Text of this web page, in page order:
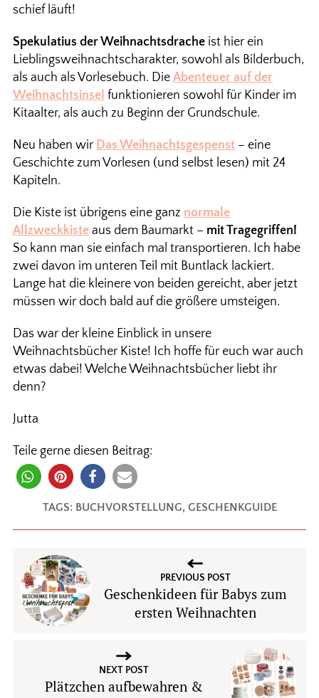
schief läuft!
Spekulatius der Weihnachtsdracheist hier ein
Lieblingsweihnachtscharakter, sowohl als Bilderbuch,
als auch als Vorlesebuch. Die Abenteuer auf der
Weihnachtsinsel funktionieren sowohl für Kinder im
Kitaalter, als auch zu Beginn der Grundschule.
Neu haben wir Das Weihnachtsgespenst– eine
Geschichte zum Vorlesen (und selbst lesen) mit 24
Kapiteln.
Die Kiste ist übrigens eine ganz normale
Allzweckkisteaus dem Baumarkt – mit Tragegriffen!
So kann man sie einfach mal transportieren. Ich habe
zwei davon im unteren Teil mit Buntlack lackiert.
Lange hat die kleinere von beiden gereicht, aber jetzt
müssen wir doch bald auf die größere umsteigen.
Das war der kleine Einblick in unsere
Weihnachtsbücher Kiste! Ich hoffe für euch war auch
etwas dabei! Welche Weihnachtsbücher liebt ihr
denn?
Jutta
Teile gerne diesen Beitrag:
TAGS: BUCHVORSTELLUNG, GESCHENKGUIDE
PREVIOUS POST
Geschenkideen für Babys zum
ersten Weihnachten
NEXT POST
Plätzchen aufbewahren &